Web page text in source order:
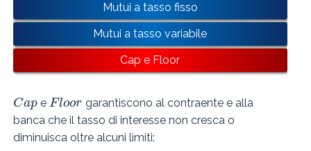
Mutui a tasso fisso
Mutui a tasso variabile
Cap e Floor
Cape Floor garantiscono al contraente e alla
banca che il tasso di interesse non cresca o
diminuisca oltre alcuni limiti: